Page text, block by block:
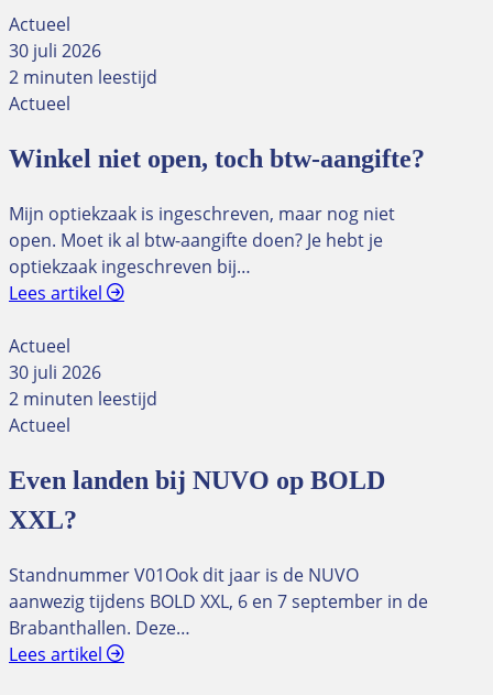
Actueel
30 juli 2026
2 minuten leestijd
Actueel
Winkel niet open, toch btw-aangifte?
Mijn optiekzaak is ingeschreven, maar nog niet
open. Moet ik al btw-aangifte doen? Je hebt je
optiekzaak ingeschreven bij…
Lees artikel
Actueel
30 juli 2026
2 minuten leestijd
Actueel
Even landen bij NUVO op BOLD
XXL?
Standnummer V01Ook dit jaar is de NUVO
aanwezig tijdens BOLD XXL, 6 en 7 september in de
Brabanthallen. Deze…
Lees artikel